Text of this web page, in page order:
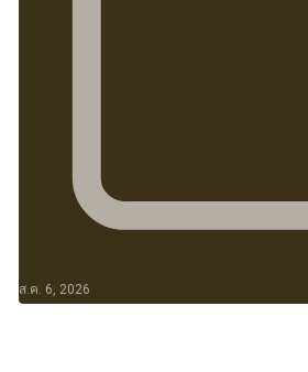
ส.ค. 6, 2026